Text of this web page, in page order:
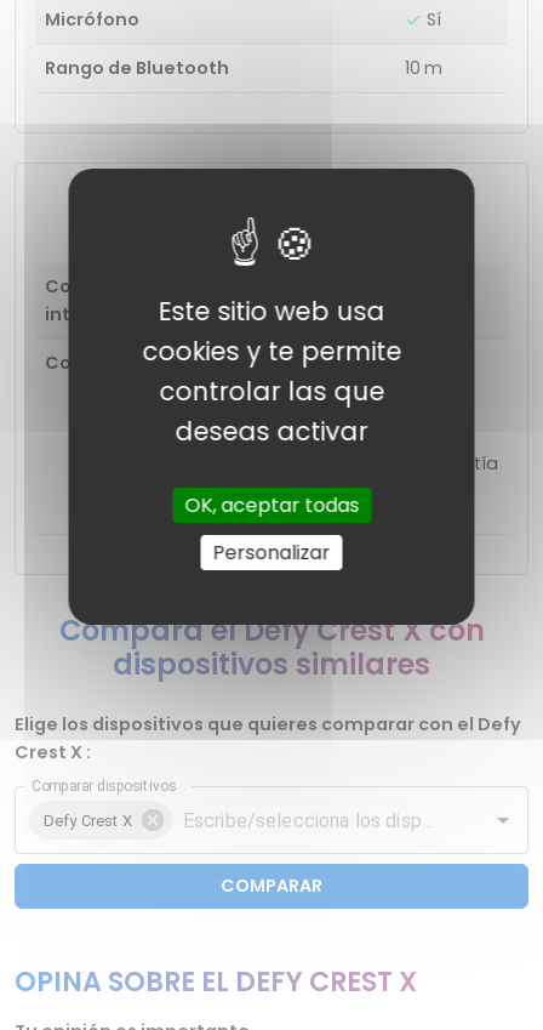
Micrófono
Sí
Rango de Bluetooth
10 m
Control remoto
integrado
Contenido de la caja
1 banda para el
cuello
Cable de carga
Tarjeta de garantía
Manual
Compara el Defy Crest X con
dispositivos similares
Elige los dispositivos que quieres comparar con el Defy
Crest X :
Comparar dispositivos
Defy Crest X
COMPARAR
OPINA SOBRE EL DEFY CREST X
Este sitio web usa
cookies y te permite
controlar las que
deseas activar
OK, aceptar todas
Personalizar